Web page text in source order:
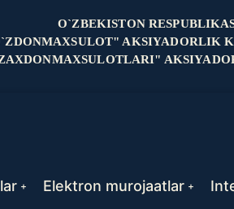
O`ZBEKISTON
AKSIYADORLIK
+ Elektron murojaatlar +